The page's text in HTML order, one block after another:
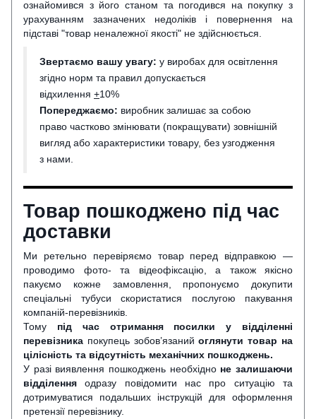
ознайомився з його станом та погодився на покупку з
урахуванням зазначених недоліків і повернення на
підставі "товар неналежної якості" не здійснюється.
Звертаємо вашу увагу: у виробах для освітлення
згідно норм та правил допускається
відхилення +10%
Попереджаємо: виробник залишає за собою
право частково змінювати (покращувати) зовнішній
вигляд або характеристики товару, без узгодження
з нами.
Товар пошкоджено під час
доставки
Ми ретельно перевіряємо товар перед відправкою —
проводимо фото- та відеофіксацію, а також якісно
пакуємо кожне замовлення, пропонуємо докупити
спеціальні тубуси скористатися послугою пакування
компаній-перевізників.
Тому під час отримання посилки у відділенні
перевізника покупець зобов’язанийоглянути товар на
цілісність та відсутність механічних пошкоджень.
У разі виявлення пошкоджень необхідно не залишаючи
відділення одразу повідомити нас про ситуацію та
дотримуватися подальших інструкцій для оформлення
претензії перевізнику.